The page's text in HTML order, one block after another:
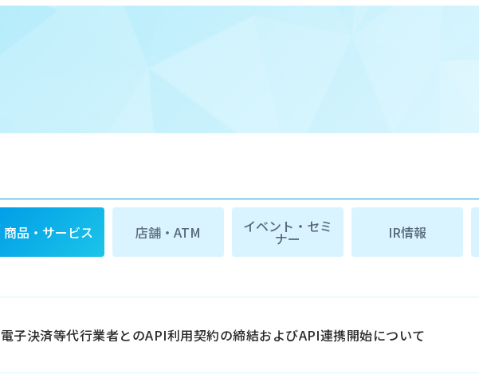
商品・サービス 店舗・ATM イベント・セミ
ナー IR情報
電子決済等代行業者とのAPI利用契約の締結およびAPI連携開始について